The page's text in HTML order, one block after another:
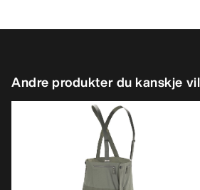
Andre produkter du kanskje